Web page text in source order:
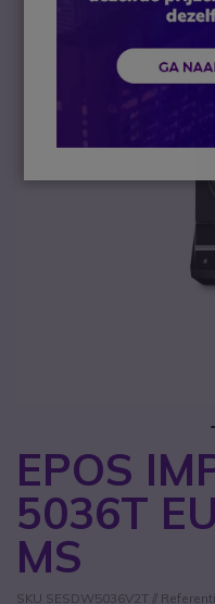
EPOS
5036T
MS
SKU SESDW5036V2T //
Ga naar het begin van de